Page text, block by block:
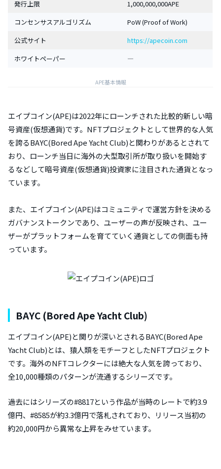
発行上限
1,000,000,000APE
コンセンサスアルゴリズム
PoW (Proof of Work)
公式サイト
https://apecoin.com
ホワイトペーパー
―
APE基本情報
エイプコイン(APE)は2022年にローンチされた比較的新しい暗
号資産(仮想通貨)です。NFTプロジェクトとして世界的な人気
を誇るBAYC(Bored Ape Yacht Club)と関わりがあるとされて
おり、ローンチ当日に海外の大型取引所が取り扱いを開始す
るなどして暗号資産(仮想通貨)投資家に注目された通貨となっ
ています。
また、エイプコイン(APE)はコミュニティで運営方針を決める
ガバナンストークンであり、ユーザーの声が反映され、ユー
ザーがプラットフォームを育てていく通貨としての側面も持
っています。
BAYC (Bored Ape Yacht Club)
エイプコイン(APE)と関りが深いとされるBAYC(Bored Ape
Yacht Club)とは、猿人類をモチーフとしたNFTプロジェクト
です。海外のNFTコレクターには絶大な人気を誇っており、
全10,000種類のパターンが流通するシリーズです。
過去にはシリーズの#8817という作品が当時のレートで約3.9
億円、#8585が約3.3億円で落札されており、リリース当初の
約20,000円から異常な上昇をみせています。